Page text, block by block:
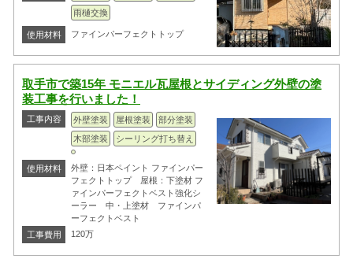
雨樋交換
使用材料 ファインパーフェクトトップ
取手市で築15年 モニエル瓦屋根とサイディング外壁の塗
装工事を行いました！
工事内容 外壁塗装 屋根塗装
部分塗装
木部塗装
シーリング打ち替え
使用材料
外壁：日本ペイント ファインパー
フェクトトップ 屋根：下塗材 フ
ァインパーフェクトベスト強化シ
ーラー 中・上塗材 ファインパ
ーフェクトベスト
工事費用
120万